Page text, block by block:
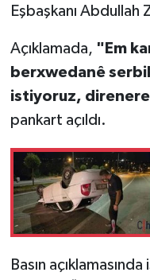
Eşbaşkanı Abdullah
Açıklamada, "Em
berxwedanê
istiyoruz,
pankart açıldı.
Basın